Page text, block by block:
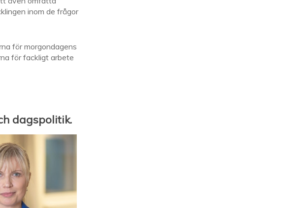
inom de frågor
för morgondagens
för fackligt arbete
dagspolitik.